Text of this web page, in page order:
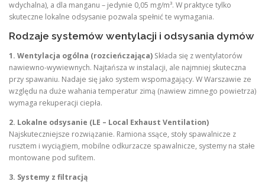
wdychalna), a dla manganu – jedynie 0,05 mg/m³. W praktyce tylko
skuteczne lokalne odsysanie pozwala spełnić te wymagania.
Rodzaje systemów wentylacji i odsysania dymów
1. Wentylacja ogólna (rozcieńczająca) Składa się z wentylatorów
nawiewno-wywiewnych. Najtańsza w instalacji, ale najmniej skuteczna
przy spawaniu. Nadaje się jako system wspomagający. W Warszawie ze
względu na duże wahania temperatur zimą (nawiew zimnego powietrza)
wymaga rekuperacji ciepła.
2. Lokalne odsysanie (LE – Local Exhaust Ventilation)
Najskuteczniejsze rozwiązanie. Ramiona ssące, stoły spawalnicze z
rusztem i wyciągiem, mobilne odkurzacze spawalnicze, systemy na stałe
montowane pod sufitem.
3. Systemy z filtracją